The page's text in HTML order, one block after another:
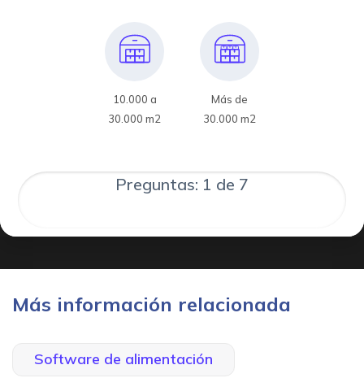
10.000 a
30.000 m2
Más de
30.000 m2
Preguntas: 1 de 7
Más información relacionada
Software de alimentación